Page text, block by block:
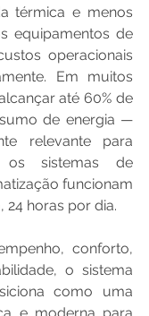
térmica e menos
equipamentos de
operacionais
Em muitos
até 60% de
de energia —
relevante para
os sistemas de
funcionam
24 horas por dia.
conforto,
o sistema
como uma